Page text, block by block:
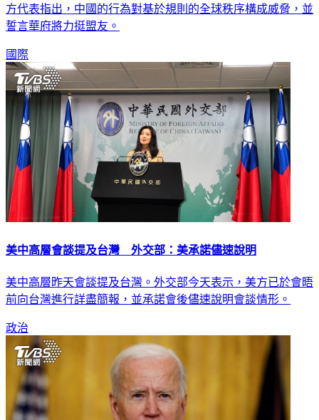
方代表指出，中國的行為對基於規則的全球秩序構成威脅，並
誓言華府將力挺盟友。
國際
美中高層會談提及台灣 外交部：美承諾儘速說明
美中高層昨天會談提及台灣。外交部今天表示，美方已於會晤
前向台灣進行詳盡簡報，並承諾會後儘速說明會談情形。
政治